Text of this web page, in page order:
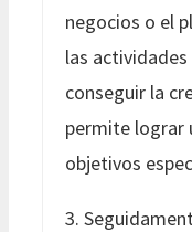
negocios o el
las actividades
conseguir la
permite lograr
objetivos
3.